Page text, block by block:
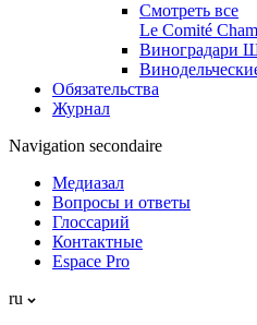
Смотреть все
Le Comité
Виноградари
Обязательства
Журнал
Navigation secondaire
Медиазал
Вопросы и ответы
Глоссарий
Контактные
Espace Pro
ru